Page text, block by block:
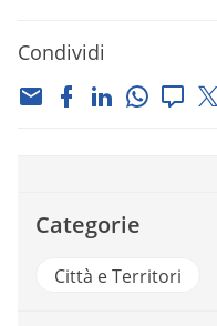
Condividi
Categorie
Città e Territori